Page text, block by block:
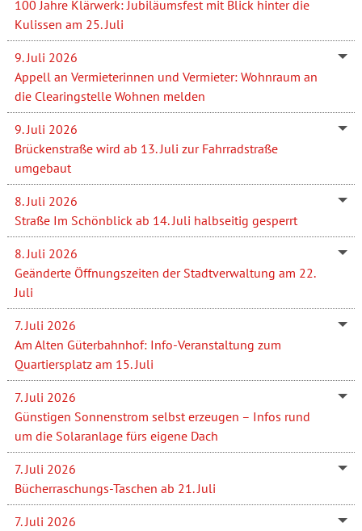
100 Jahre Klärwerk: Jubiläumsfest mit Blick hinter die
Kulissen am 25. Juli
9. Juli 2026
Appell an Vermieterinnen und Vermieter: Wohnraum an
die Clearingstelle Wohnen melden
9. Juli 2026
Brückenstraße wird ab 13. Juli zur Fahrradstraße
umgebaut
8. Juli 2026
Straße Im Schönblick ab 14. Juli halbseitig gesperrt
8. Juli 2026
Geänderte Öffnungszeiten der Stadtverwaltung am 22.
Juli
7. Juli 2026
Am Alten Güterbahnhof: Info-Veranstaltung zum
Quartiersplatz am 15. Juli
7. Juli 2026
Günstigen Sonnenstrom selbst erzeugen – Infos rund
um die Solaranlage fürs eigene Dach
7. Juli 2026
Bücherraschungs-Taschen ab 21. Juli
7. Juli 2026